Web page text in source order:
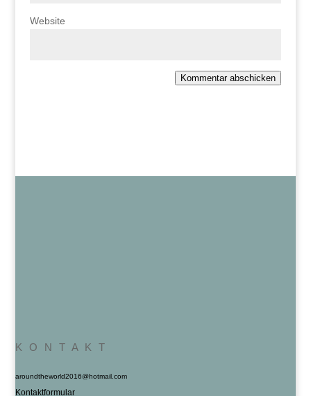
Website
Kommentar abschicken
K O N T A K T
aroundtheworld2016@hotmail.com
Kontaktformular